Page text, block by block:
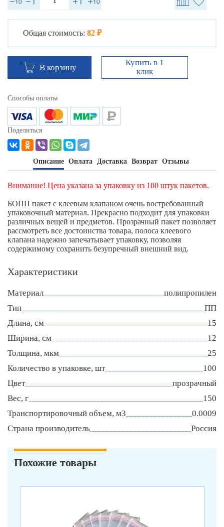
Общая стоимость: 82 ₽
В корзину
Купить в 1
клик
Способы оплаты
Поделиться
Описание Оплата Доставка Возврат Отзывы
Внимание! Цена указана за упаковку из 100 штук пакетов.
БОПП пакет с клеевым клапаном очень востребованный
упаковочный материал. Прекрасно подходит для упаковки
различных вещей и предметов. Прозрачный пакет позволяет
рассмотреть все достоинства товара, полоса клеевого
клапана надежно запечатывает упаковку, позволяя
содержимому сохранить безупречный внешний вид.
Характеристики
Материал
полипропилен
Тип
ПП
Длина, см
15
Ширина, см
12
Толщина, мкм
25
Количество в упаковке, шт
100
Цвет
прозрачный
Вес, г
150
Транспортировочный объем, м3
0.0009
Страна производитель
Россия
Похожие товары